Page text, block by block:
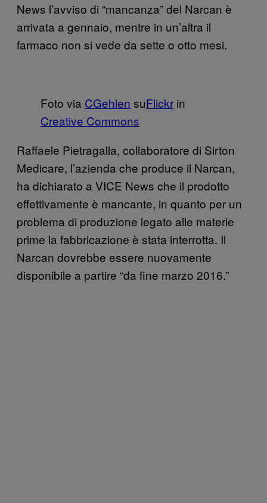
News l’avviso di “mancanza” del Narcan è
arrivata a gennaio, mentre in un’altra il
farmaco non si vede da sette o otto mesi.
Foto via CGehlen suFlickr in
Creative Commons
Raffaele Pietragalla, collaboratore di Sirton
Medicare, l’azienda che produce il Narcan,
ha dichiarato a VICE News che il prodotto
effettivamente è mancante, in quanto per un
problema di produzione legato alle materie
prime la fabbricazione è stata interrotta. Il
Narcan dovrebbe essere nuovamente
disponibile a partire “da fine marzo 2016.”